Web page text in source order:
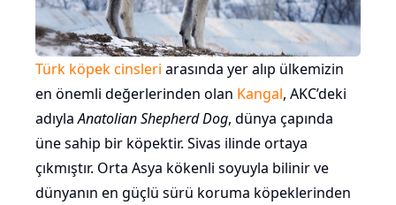
Türk köpek cinsleri arasında yer alıp ülkemizin
en önemli değerlerinden olan Kangal, AKC’deki
adıylaAnatolian Shepherd Dog, dünya çapında
üne sahip bir köpektir. Sivas ilinde ortaya
çıkmıştır. Orta Asya kökenli soyuyla bilinir ve
dünyanın en güçlü sürü koruma köpeklerinden